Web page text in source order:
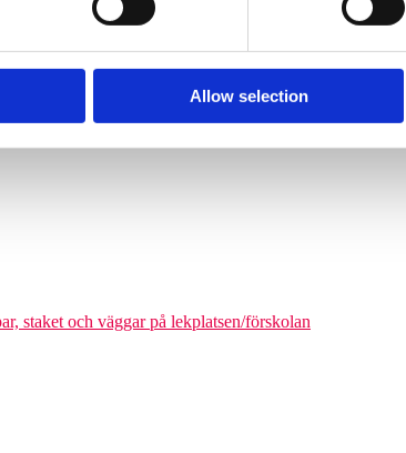
Allow selection
och kommunala parker.
där man kan förena leken med matematikutmaningar
staket och väggar på lekplatsen/förskolan